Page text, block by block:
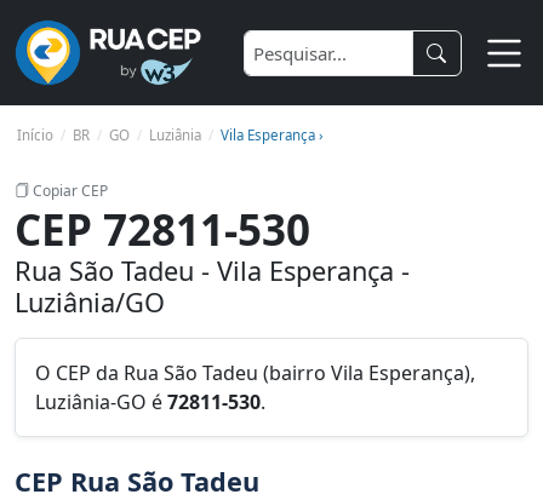
Início BR GO Luziânia Vila Esperança ›
Copiar CEP
CEP 72811-530
Rua São Tadeu - Vila Esperança -
Luziânia/GO
O CEP da Rua São Tadeu (bairro Vila Esperança),
Luziânia-GO é72811-530.
CEP Rua São Tadeu